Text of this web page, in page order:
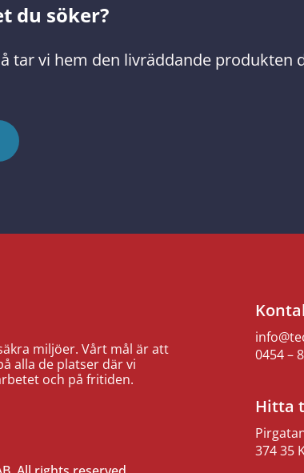
du söker?
tar vi hem den livräddande produkten
miljöer. Vårt mål är att
alla de platser där vi
och på fritiden.
0454 –
Hitta
374 35